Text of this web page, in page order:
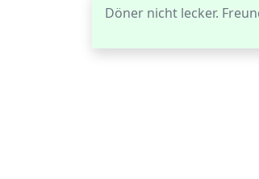
Döner nicht lecker.